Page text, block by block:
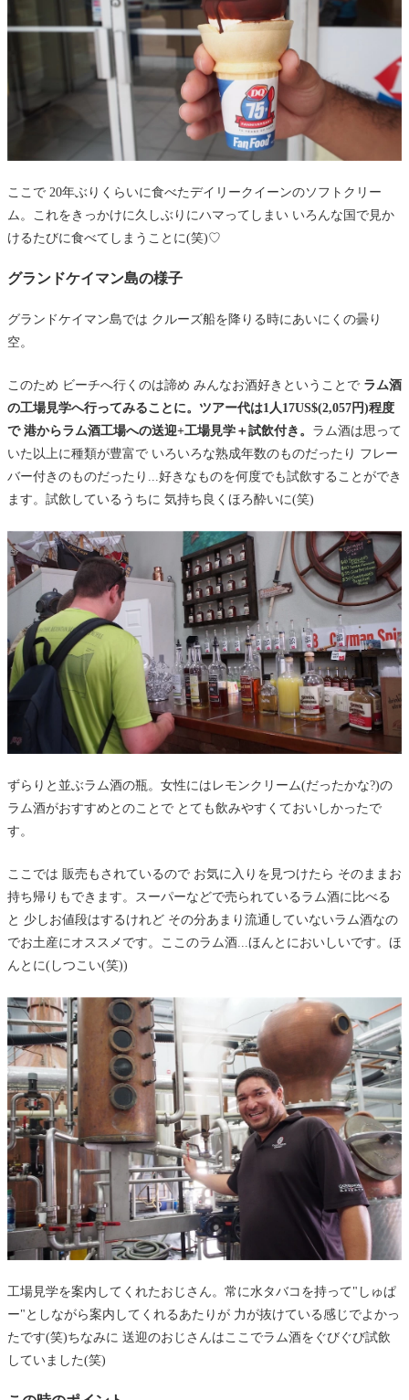
ここで 20年ぶりくらいに食べたデイリークイーンのソフトクリー
ム。これをきっかけに久しぶりにハマってしまい いろんな国で見か
けるたびに食べてしまうことに(笑)♡
グランドケイマン島の様子
グランドケイマン島では クルーズ船を降りる時にあいにくの曇り
空。
このため ビーチへ行くのは諦め みんなお酒好きということで ラム酒
の工場見学へ行ってみることに。ツアー代は1人17US$(2,057円)程度
で 港からラム酒工場への送迎+工場見学＋試飲付き。 ラム酒は思って
いた以上に種類が豊富で いろいろな熟成年数のものだったり フレー
バー付きのものだったり...好きなものを何度でも試飲することができ
ます。試飲しているうちに 気持ち良くほろ酔いに(笑)
ずらりと並ぶラム酒の瓶。女性にはレモンクリーム(だったかな?)の
ラム酒がおすすめとのことで とても飲みやすくておいしかったで
す。
ここでは 販売もされているので お気に入りを見つけたら そのままお
持ち帰りもできます。スーパーなどで売られているラム酒に比べる
と 少しお値段はするけれど その分あまり流通していないラム酒なの
でお土産にオススメです。ここのラム酒...ほんとにおいしいです。ほ
んとに(しつこい(笑))
工場見学を案内してくれたおじさん。常に水タバコを持って"しゅぱ
ー"としながら案内してくれるあたりが 力が抜けている感じでよかっ
たです(笑)ちなみに 送迎のおじさんはここでラム酒をぐびぐび試飲
していました(笑)